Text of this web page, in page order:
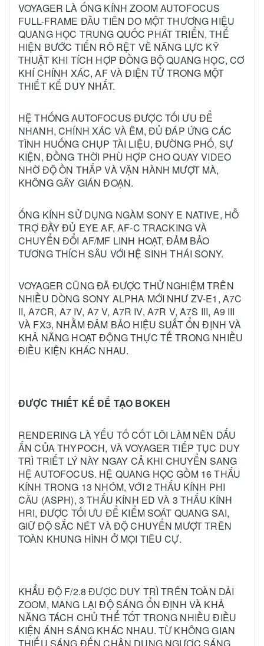
VOYAGER LÀ ỐNG KÍNH ZOOM AUTOFOCUS
FULL-FRAME ĐẦU TIÊN DO MỘT THƯƠNG HIỆU
QUANG HỌC TRUNG QUỐC PHÁT TRIỂN, THỂ
HIỆN BƯỚC TIẾN RÕ RỆT VỀ NĂNG LỰC KỸ
THUẬT KHI TÍCH HỢP ĐỒNG BỘ QUANG HỌC, CƠ
KHÍ CHÍNH XÁC, AF VÀ ĐIỆN TỬ TRONG MỘT
THIẾT KẾ DUY NHẤT.
HỆ THỐNG AUTOFOCUS ĐƯỢC TỐI ƯU ĐỂ
NHANH, CHÍNH XÁC VÀ ÊM, ĐỦ ĐÁP ỨNG CÁC
TÌNH HUỐNG CHỤP TÀI LIỆU, ĐƯỜNG PHỐ, SỰ
KIỆN, ĐỒNG THỜI PHÙ HỢP CHO QUAY VIDEO
NHỜ ĐỘ ỒN THẤP VÀ VẬN HÀNH MƯỢT MÀ,
KHÔNG GÂY GIÁN ĐOẠN.
ỐNG KÍNH SỬ DỤNG NGÀM SONY E NATIVE, HỖ
TRỢ ĐẦY ĐỦ EYE AF, AF-C TRACKING VÀ
CHUYỂN ĐỔI AF/MF LINH HOẠT, ĐẢM BẢO
TƯƠNG THÍCH SÂU VỚI HỆ SINH THÁI SONY.
VOYAGER CŨNG ĐÃ ĐƯỢC THỬ NGHIỆM TRÊN
NHIỀU DÒNG SONY ALPHA MỚI NHƯ ZV-E1, A7C
II, A7CR, A7 IV, A7 V, A7R IV, A7R V, A7S III, A9 III
VÀ FX3, NHẰM ĐẢM BẢO HIỆU SUẤT ỔN ĐỊNH VÀ
KHẢ NĂNG HOẠT ĐỘNG THỰC TẾ TRONG NHIỀU
ĐIỀU KIỆN KHÁC NHAU.
ĐƯỢC THIẾT KẾ ĐỂ TẠO BOKEH
RENDERING LÀ YẾU TỐ CỐT LÕI LÀM NÊN DẤU
ẤN CỦA THYPOCH, VÀ VOYAGER TIẾP TỤC DUY
TRÌ TRIẾT LÝ NÀY NGAY CẢ KHI CHUYỂN SANG
HỆ AUTOFOCUS. HỆ QUANG HỌC GỒM 16 THẤU
KÍNH TRONG 13 NHÓM, VỚI 2 THẤU KÍNH PHI
CẦU (ASPH), 3 THẤU KÍNH ED VÀ 3 THẤU KÍNH
HRI, ĐƯỢC TỐI ƯU ĐỂ KIỂM SOÁT QUANG SAI,
GIỮ ĐỘ SẮC NÉT VÀ ĐỘ CHUYỂN MƯỢT TRÊN
TOÀN KHUNG HÌNH Ở MỌI TIÊU CỰ.
KHẨU ĐỘ F/2.8 ĐƯỢC DUY TRÌ TRÊN TOÀN DẢI
ZOOM, MANG LẠI ĐỘ SÁNG ỔN ĐỊNH VÀ KHẢ
NĂNG TÁCH CHỦ THỂ TỐT TRONG NHIỀU ĐIỀU
KIỆN ÁNH SÁNG KHÁC NHAU. TỪ KHÔNG GIAN
THIẾU SÁNG ĐẾN CHÂN DUNG NGƯỢC SÁNG,